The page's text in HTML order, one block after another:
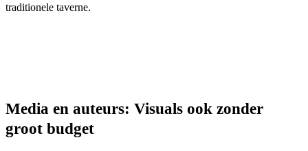
traditionele taverne.
Media en auteurs: Visuals ook zonder
groot budget